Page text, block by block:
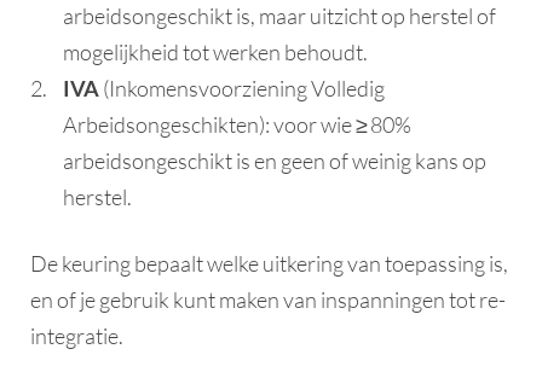
arbeidsongeschikt is, maar uitzicht op herstel of
mogelijkheid tot werken behoudt.
IVA(Inkomensvoorziening Volledig
Arbeidsongeschikten): voor wie ≥ 80%
arbeidsongeschikt is en geen of weinig kans op
herstel.
De keuring bepaalt welke uitkering van toepassing is,
en of je gebruik kunt maken van inspanningen tot re-
integratie.